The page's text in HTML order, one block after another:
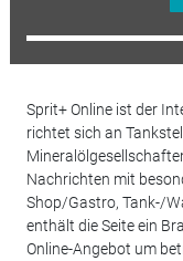
Sprit+ Online ist der
richtet sich an
Nachrichten mit
Shop/Gastro, Tank-/
enthält die Seite ein
Online-Angebot um